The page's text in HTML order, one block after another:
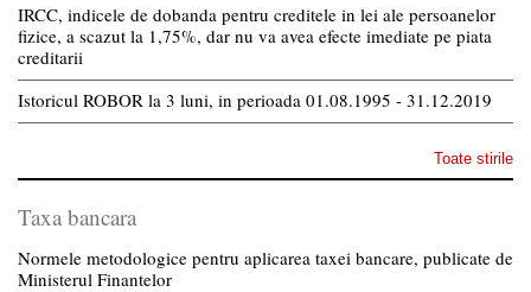
IRCC, indicele de dobanda pentru creditele in lei ale persoanelor
fizice, a scazut la 1,75%, dar nu va avea efecte imediate pe piata
creditarii
Istoricul ROBOR la 3 luni, in perioada 01.08.1995 - 31.12.2019
Toate stirile
Taxa bancara
Normele metodologice pentru aplicarea taxei bancare, publicate de
Ministerul Finantelor